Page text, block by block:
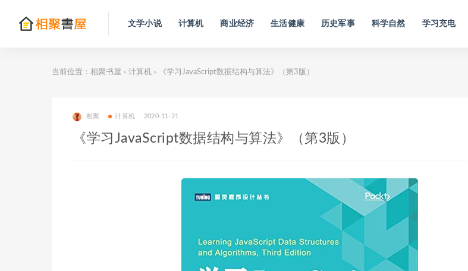
文学小说 计算机 商业经济 生活健康 历史军事 科学自然 学习充电
当前位置： 相聚书屋 > 计算机 > 《学习JavaScript数据结构与算法》（第3版）
相聚 计算机 2020-11-21
《学习JavaScript数据结构与算法》（第3版）